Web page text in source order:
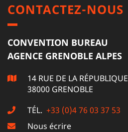
CONTACTEZ-NOUS
CONVENTION BUREAU
AGENCE GRENOBLE ALPES
14 RUE DE LA RÉPUBLIQUE
38000 GRENOBLE
TÉL. +33 (0)4 76 03 37 53
Nous écrire